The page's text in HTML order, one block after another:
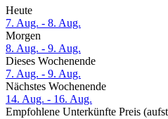
Heute
7. Aug. - 8. Aug.
Morgen
8. Aug. - 9. Aug.
Dieses Wochenende
7. Aug. - 9. Aug.
Nächstes Wochenende
14. Aug. - 16. Aug.
Empfohlene Unterkünfte Preis